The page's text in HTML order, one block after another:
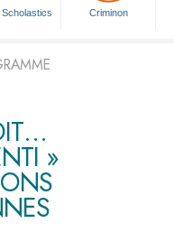
Scholastics Criminon
»